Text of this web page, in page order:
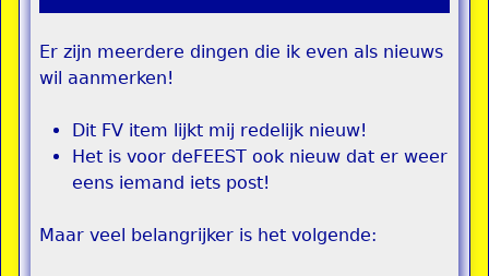
Er zijn meerdere dingen die ik even als nieuws
wil aanmerken!
Dit FV item lijkt mij redelijk nieuw!
Het is voor deFEEST ook nieuw dat er weer
eens iemand iets post!
Maar veel belangrijker is het volgende: